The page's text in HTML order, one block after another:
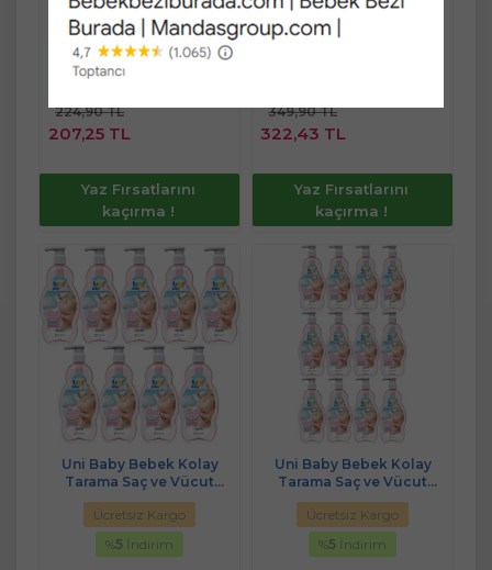
224,90 TL
213,66 TL
Fast/Eft %3
224,90 TL
207,25 TL
Yaz Fırsatlarını
kaçırma !
332,41 TL
349,90 TL
322,43 TL
Yaz Fırsatlarını
kaçırma !
Uni Baby Bebek Kolay
Tarama Saç ve Vücut
Şampuanı 700ML (Pompalı)
(9 Lu Set)
Ücretsiz Kargo
%5 İndirim
Uni Baby Bebek Kolay
Tarama Saç ve Vücut
Şampuanı 700ML (Pompalı)
(12 Li Set)
Ücretsiz Kargo
%5 İndirim